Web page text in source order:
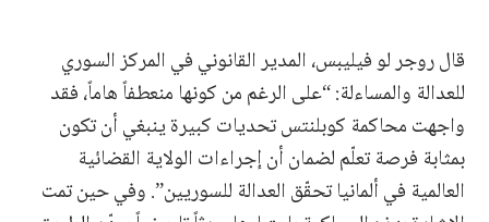
قال روجر لو فيليبس، المدير القانوني في المركز السوري
للعدالة والمساءلة: “على الرغم من كونها منعطفاً هاماً، فقد
واجهت محاكمة كوبلنتس تحديات كبيرة ينبغي أن تكون
بمثابة فرصة تعلّم لضمان أن إجراءات الولاية القضائية
العالمية في ألمانيا تحقّق العدالة للسوريين”. وفي حين تمت